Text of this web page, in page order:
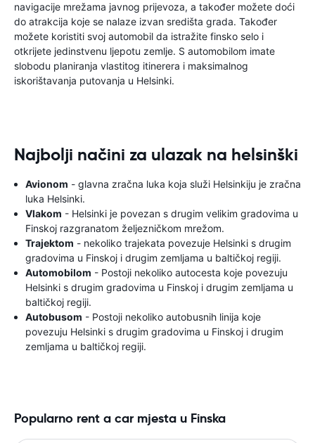
navigacije mrežama javnog prijevoza, a također možete doći
do atrakcija koje se nalaze izvan središta grada. Također
možete koristiti svoj automobil da istražite finsko selo i
otkrijete jedinstvenu ljepotu zemlje. S automobilom imate
slobodu planiranja vlastitog itinerera i maksimalnog
iskorištavanja putovanja u Helsinki.
Najbolji načini za ulazak na helsinški
Avionom - glavna zračna luka koja služi Helsinkiju je zračna
luka Helsinki.
Vlakom - Helsinki je povezan s drugim velikim gradovima u
Finskoj razgranatom željezničkom mrežom.
Trajektom - nekoliko trajekata povezuje Helsinki s drugim
gradovima u Finskoj i drugim zemljama u baltičkoj regiji.
Automobilom - Postoji nekoliko autocesta koje povezuju
Helsinki s drugim gradovima u Finskoj i drugim zemljama u
baltičkoj regiji.
Autobusom - Postoji nekoliko autobusnih linija koje
povezuju Helsinki s drugim gradovima u Finskoj i drugim
zemljama u baltičkoj regiji.
Popularno rent a car mjesta u Finska